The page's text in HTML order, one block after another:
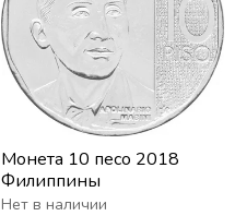
Монета 10 песо 2018
Филиппины
Нет в наличии